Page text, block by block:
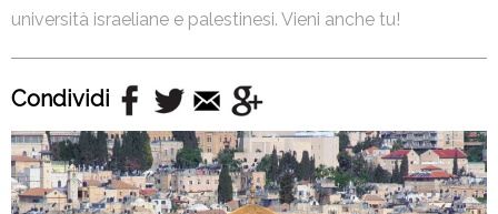
università israeliane e palestinesi. Vieni anche tu!
Condividi